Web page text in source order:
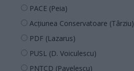
PACE (Peia)
Acțiunea Conservatoare (Târziu)
PDF (Lazarus)
PUSL (D. Voiculescu)
PNȚCD (Pavelescu)